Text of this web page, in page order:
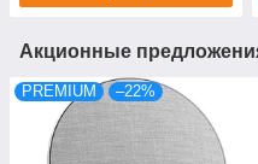
Акционные
PREMIUM –22%